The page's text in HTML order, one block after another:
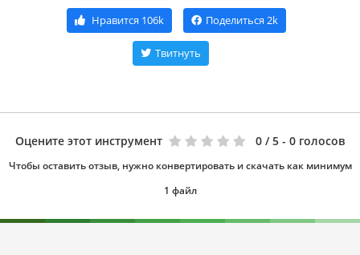
Нравится 106k Поделиться 2k
Твитнуть
Оцените этот инструмент 0 / 5 - 0 голосов
Чтобы оставить отзыв, нужно конвертировать и скачать как минимум
1 файл